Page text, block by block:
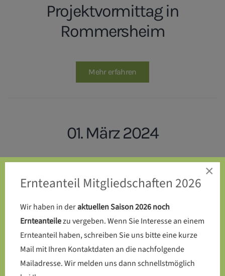
Projektvormittag in
Rommersheim
Mehr erfahren
01. März 2024
Endlich: Die Kompost-Toilette
wird auf dem SoLaWi-Acker
errichtet
Mehr erfahren
×
Ernteanteil Mitgliedschaften 2026
Wir haben in deraktuellen Saison 2026 noch
Ernteanteilezu vergeben. Wenn Sie Interesse an einem
Ernteanteil haben, schreiben Sie uns bitte eine kurze
Mail mit Ihren Kontaktdaten an die nachfolgende
Mailadresse. Wir melden uns dann schnellstmöglich